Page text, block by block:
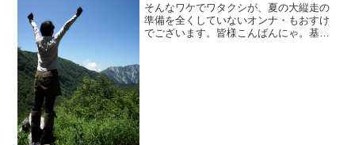
そんなワケでワタクシが、夏の大縦走の
準備を全くしていないオンナ・もおすけ
でございます。皆様こんばんにゃ。基本